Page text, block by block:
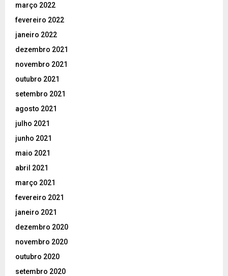
março 2022
fevereiro 2022
janeiro 2022
dezembro 2021
novembro 2021
outubro 2021
setembro 2021
agosto 2021
julho 2021
junho 2021
maio 2021
abril 2021
março 2021
fevereiro 2021
janeiro 2021
dezembro 2020
novembro 2020
outubro 2020
setembro 2020